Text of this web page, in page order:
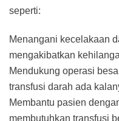
seperti:
Menangani kecelakaan
mengakibatkan
Mendukung operasi
transfusi darah ada
Membantu pasien
membutuhkan transfusi